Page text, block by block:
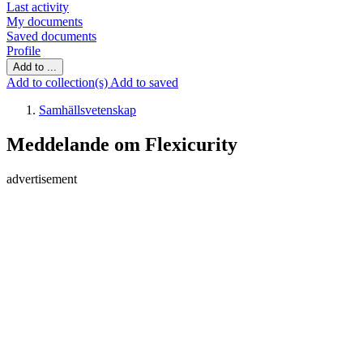
Last activity
My documents
Saved documents
Profile
Add to ...
Add to collection(s) Add to saved
Samhällsvetenskap
Meddelande om Flexicurity
advertisement